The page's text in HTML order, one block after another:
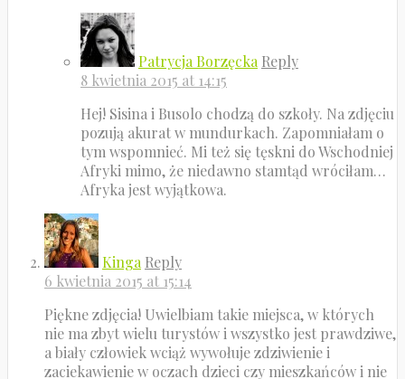
Patrycja Borzęcka Reply
8 kwietnia 2015 at 14:15
Hej! Sisina i Busolo chodzą do szkoły. Na zdjęciu
pozują akurat w mundurkach. Zapomniałam o
tym wspomnieć. Mi też się tęskni do Wschodniej
Afryki mimo, że niedawno stamtąd wróciłam…
Afryka jest wyjątkowa.
Kinga Reply
6 kwietnia 2015 at 15:14
Piękne zdjęcia! Uwielbiam takie miejsca, w których
nie ma zbyt wielu turystów i wszystko jest prawdziwe,
a biały człowiek wciąż wywołuje zdziwienie i
zaciekawienie w oczach dzieci czy mieszkańców i nie